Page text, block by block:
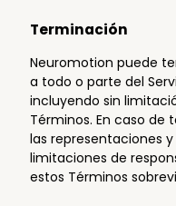
Terminación
Neuromotion puede
a todo o parte del
incluyendo sin
Términos. En caso de
las representaciones
limitaciones de
estos Términos